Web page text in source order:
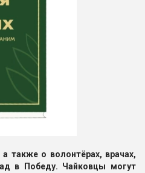
также о волонтёрах, врачах,
в Победу. Чайковцы могут